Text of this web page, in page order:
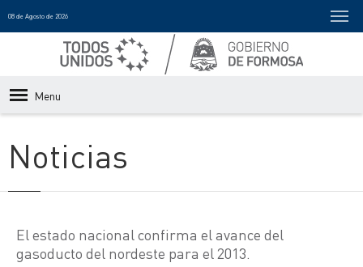
08 de Agosto de 2026
Menu
Noticias
El estado nacional confirma el avance del
gasoducto del nordeste para el 2013.